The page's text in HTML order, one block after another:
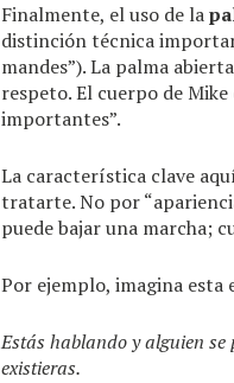
Finalmente, el uso de la
distinción técnica
mandes”). La palma
respeto. El cuerpo de
importantes”.
La característica clave
tratarte. No por
puede bajar una marcha;
Por ejemplo, imagina esta
Estás hablando y alguien
existieras.